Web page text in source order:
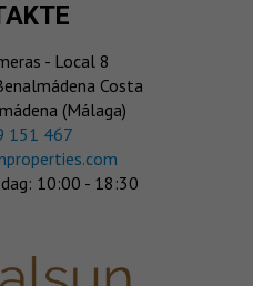
- Local 8
Costa
(Málaga)
151 467
10:00 - 18:30